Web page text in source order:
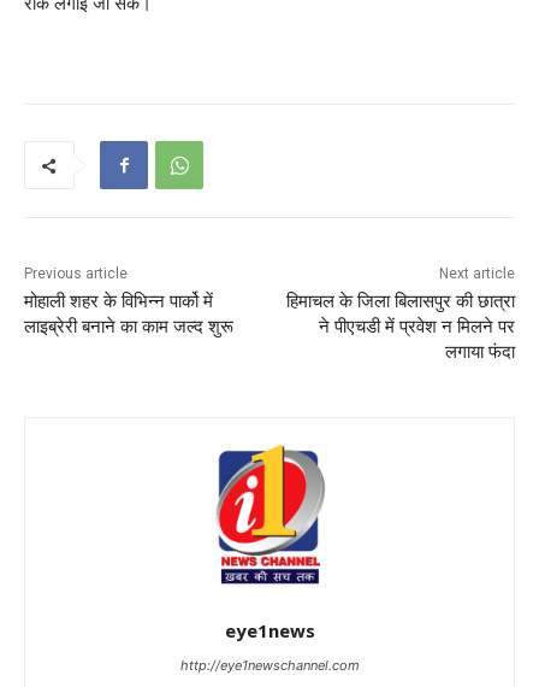
Previous article
मोहाली शहर के विभिन्न पार्को में
लाइब्रेरी बनाने का काम जल्द शुरू
Next article
हिमाचल के जिला बिलासपुर की छात्रा
ने पीएचडी में प्रवेश न मिलने पर
लगाया फंदा
eye1news
http://eye1newschannel.com